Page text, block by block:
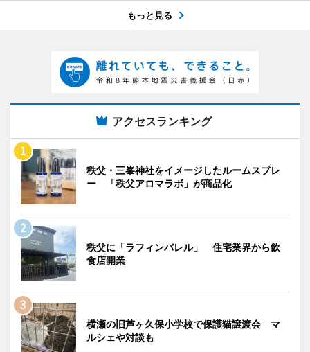
もっと見る
アクセスランキング
秩父・三峯神社をイメージしたルームスプレ
ー 「秩父アロマラボ」が商品化
秩父に「ラフィンバレル」 住宅業界から飲
食店開業
横瀬の旧芦ヶ久保小学校で保護猫譲渡会 マ
ルシェや対談も